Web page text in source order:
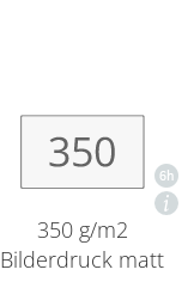
350 g/m2
Bilderdruck matt